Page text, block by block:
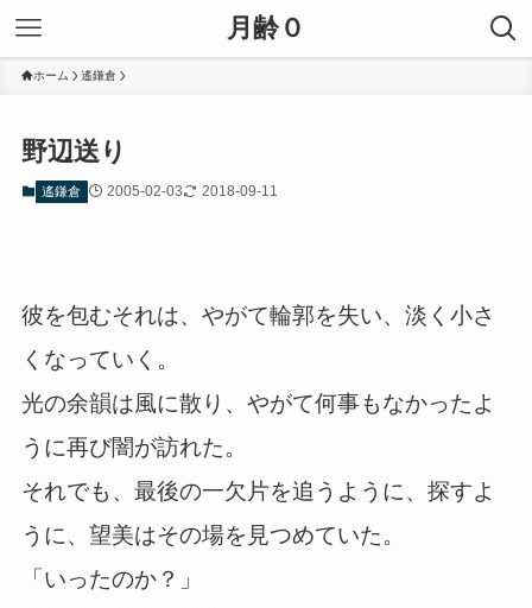
月齢０
ホーム 遙鎌倉
野辺送り
遙鎌倉 2005-02-03 2018-09-11
彼を包むそれは、やがて輪郭を失い、淡く小さ
くなっていく。
光の余韻は風に散り、やがて何事もなかったよ
うに再び闇が訪れた。
それでも、最後の一欠片を追うように、探すよ
うに、望美はその場を見つめていた。
「いったのか？」